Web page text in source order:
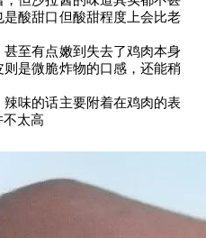
酸甜口但酸甜程度上会比老
至有点嫩到失去了鸡肉本身
是微脆炸物的口感，还能稍
味的话主要附着在鸡肉的表
太高